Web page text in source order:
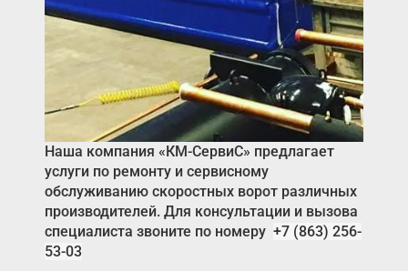
О компании
Где купить
Контакты
Наша компания «КМ-СервиС» предлагает
услуги по ремонту и сервисному
обслуживанию скоростных ворот различных
производителей. Для консультации и вызова
специалиста звоните по номеру +7 (863) 256-
53-03